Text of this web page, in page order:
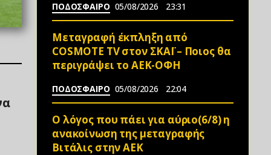
ΠΟΔΟΣΦΑΙΡΟ 05/08/2026 23:31
Μεταγραφή έκπληξη από
COSMOTE TV στον ΣΚΑΪ – Ποιος θα
περιγράψει το ΑΕΚ-ΟΦΗ
ΠΟΔΟΣΦΑΙΡΟ 05/08/2026 22:04
Ο λόγος που πάει για αύριο(6/8) η
ανακοίνωση της μεταγραφής
Βιτάλις στην ΑΕΚ